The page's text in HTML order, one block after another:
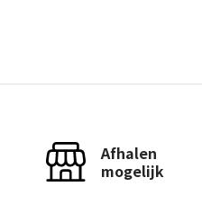
Afhalen
mogelijk